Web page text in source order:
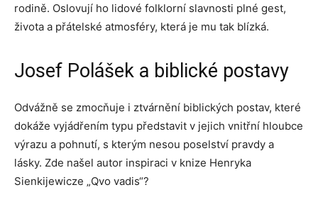
rodině. Oslovují ho lidové folklorní slavnosti plné gest,
života a přátelské atmosféry, která je mu tak blízká.
Josef Polášek a biblické postavy
Odvážně se zmocňuje i ztvárnění biblických postav, které
dokáže vyjádřením typu představit v jejich vnitřní hloubce
výrazu a pohnutí, s kterým nesou poselství pravdy a
lásky. Zde našel autor inspiraci v knize Henryka
Sienkijewicze „Qvo vadis“?